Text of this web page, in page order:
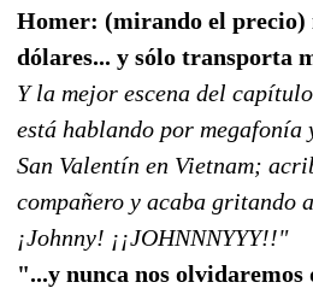
Homer: (mirando el precio)
dólares... y sólo transporta
Y la mejor escena del
está hablando por megafonía
San Valentín en Vietnam;
compañero y acaba gritando
¡Johnny! ¡¡JOHNNNYYY!!"
"...y nunca nos olvidaremos